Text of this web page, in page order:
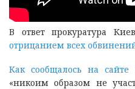
В ответ прокуратура
отрицанием всех
Как сообщалось на сайте
«никоим образом не